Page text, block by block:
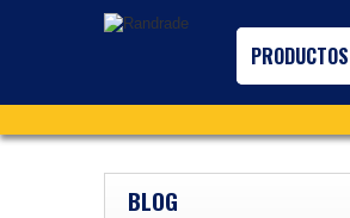
PRODUCTOS
BLOG